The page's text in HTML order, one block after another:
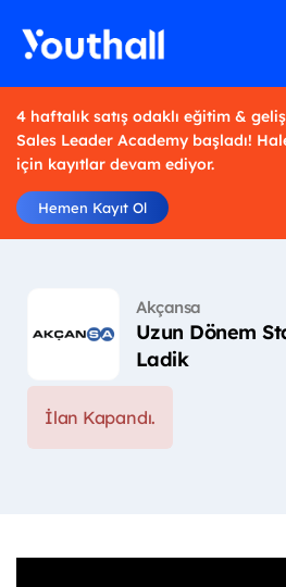
4 haftalık satış odaklı eğitim &
Sales Leader Academy başladı!
için kayıtlar devam ediyor.
Hemen Kayıt Ol
Akçansa
Uzun Dönem
Ladik
İlan Kapandı.